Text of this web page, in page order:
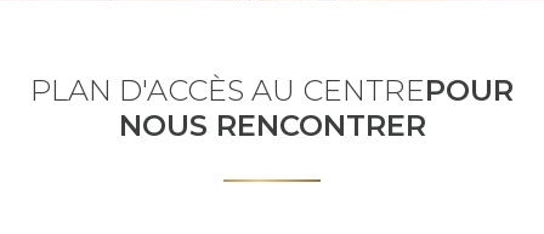
PLAN D'ACCÈS AU CENTREPOUR
NOUS RENCONTRER